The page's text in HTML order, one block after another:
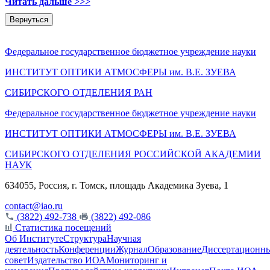
Вернуться
Федеральное государственное бюджетное учреждение науки
ИНСТИТУТ ОПТИКИ АТМОСФЕРЫ им. В.Е. ЗУЕВА
СИБИРСКОГО ОТДЕЛЕНИЯ РАН
Федеральное государственное бюджетное учреждение науки
ИНСТИТУТ ОПТИКИ АТМОСФЕРЫ им. В.Е. ЗУЕВА
СИБИРСКОГО ОТДЕЛЕНИЯ РОССИЙСКОЙ АКАДЕМИИ
НАУК
634055, Россия, г. Томск, площадь Академика Зуева, 1
contact@iao.ru
(3822) 492-738
(3822) 492-086
Статистика посещений
Об ИнститутеСтруктураНаучная
деятельностьКонференцииЖурналОбразование
советИздательство ИОАМониторинг и